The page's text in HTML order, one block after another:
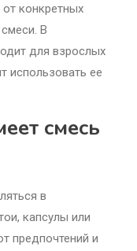
конкретных
В
для взрослых
использовать ее
смесь
в
капсулы или
предпочтений и